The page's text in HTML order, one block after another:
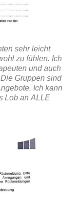
sehr leicht
zu fühlen. Ich
und auch
Gruppen sind
Ich kann
Lob an ALLE